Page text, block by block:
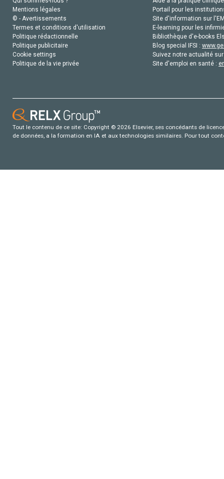
Mentions légales
© - Avertissements
Termes et conditions d'utilisation
Politique rédactionnelle
Politique publicitaire
Cookie settings
Politique de la vie privée
Portail pour les
Site d'information sur
E-learning pour les
Bibliothèque d'e-books
Blog special IFSI :
Suivez notre actualité
Site d'emploi en santé :
Tout le contenu de ce site: Copyright © 2026 Elsevier, ses concédants de
de données, a la formation en IA et aux technologies similaires. Pour tout